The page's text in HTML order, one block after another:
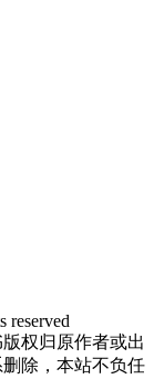
reserved
权归原作者或出
除，本站不负任